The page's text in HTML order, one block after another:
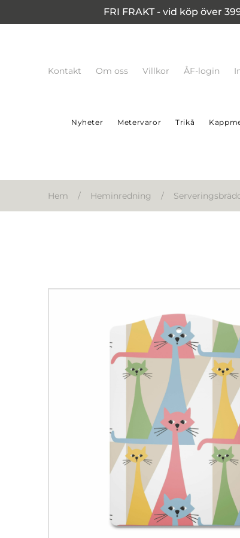
FRI FRAKT - vid köp över
Kontakt Om oss Villkor ÅF-login
Nyheter Metervaror Trikå
Hem / Heminredning /